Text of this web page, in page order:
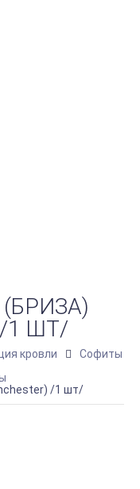
/1 ШТ/
кровли
Софиты
/1 шт/